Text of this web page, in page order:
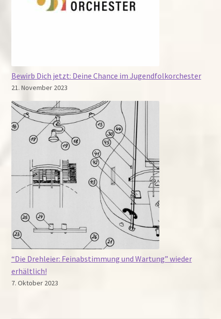
Bewirb Dich jetzt: Deine Chance im Jugendfolkorchester
21. November 2023
“Die Drehleier: Feinabstimmung und Wartung” wieder
erhältlich!
7. Oktober 2023